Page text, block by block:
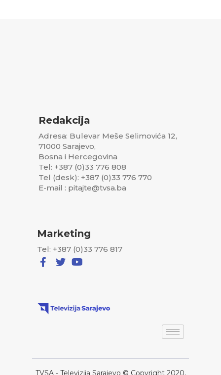
Redakcija
Adresa: Bulevar Meše Selimovića 12,
71000 Sarajevo,
Bosna i Hercegovina
Tel: +387 (0)33 776 808
Tel (desk): +387 (0)33 776 770
E-mail : pitajte@tvsa.ba
Marketing
Tel: +387 (0)33 776 817
TVSA - Televizija Sarajevo © Copyright 2020,